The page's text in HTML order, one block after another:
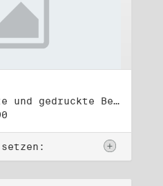
Titel: Manuskripte und gedruckte Belege (1)